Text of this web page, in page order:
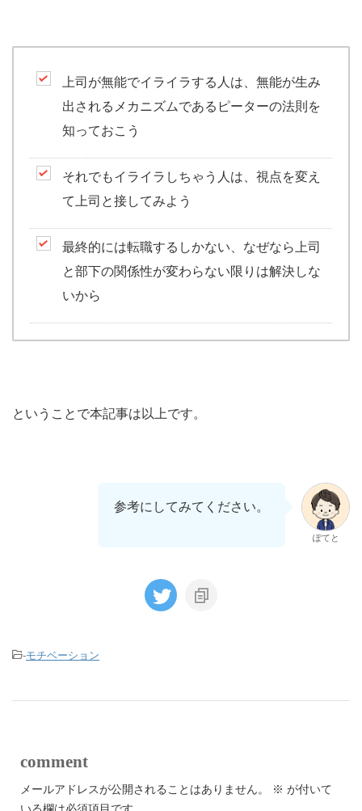
上司が無能でイライラする人は、無能が生み
出されるメカニズムであるピーターの法則を
知っておこう
それでもイライラしちゃう人は、視点を変え
て上司と接してみよう
最終的には転職するしかない、なぜなら上司
と部下の関係性が変わらない限りは解決しな
いから
ということで本記事は以上です。
参考にしてみてください。
ぽてと
-モチベーション
comment
メールアドレスが公開されることはありません。 ※ が付いて